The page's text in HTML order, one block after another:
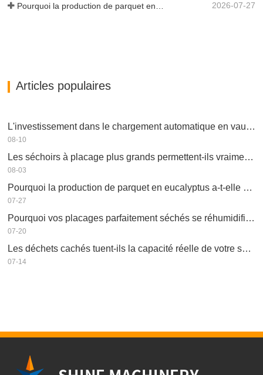
Pourquoi la production de parquet en eucalyptus a-t-elle besoin d'un séchoir à placages ? 2026-07-27
Articles populaires
L'investissement dans le chargement automatique en vaut-il la peine ?
08-10
Les séchoirs à placage plus grands permettent-ils vraiment d'économiser de l'argent ?
08-03
Pourquoi la production de parquet en eucalyptus a-t-elle besoin d'un séchoir à placages ?
07-27
Pourquoi vos placages parfaitement séchés se réhumidifient-ils ?
07-20
Les déchets cachés tuent-ils la capacité réelle de votre séchoir à placage ?
07-14